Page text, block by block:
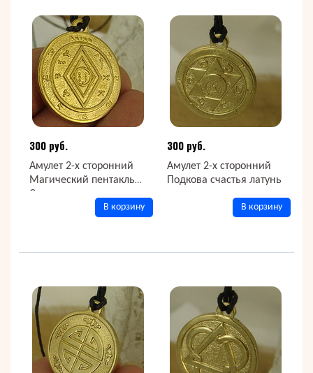
300 руб.
Амулет 2-х сторонний
Магический пентакль
Соломона
В корзину
300 руб.
Амулет 2-х сторонний
Подкова счастья латунь
В корзину